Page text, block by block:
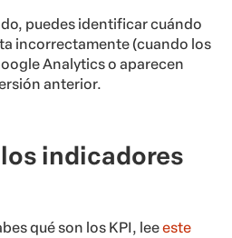
puedes identificar cuándo
incorrectamente (cuando los
Analytics o aparecen
anterior.
indicadores
qué son los KPI, leeeste